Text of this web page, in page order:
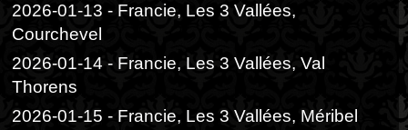
2026-01-13 - Francie, Les 3 Vallées,
Courchevel
2026-01-14 - Francie, Les 3 Vallées, Val
Thorens
2026-01-15 - Francie, Les 3 Vallées, Méribel